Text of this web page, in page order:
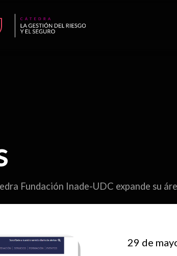
Fundación Inade-UDC expande su
29 de